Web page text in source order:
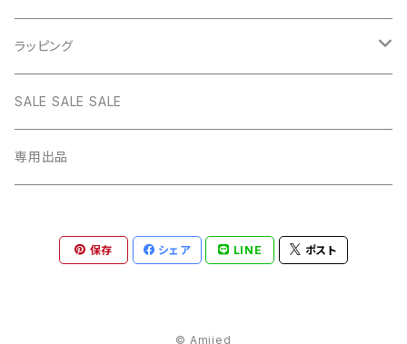
PICTURE
RED
PICTURE
star
CHOKER
EARRING
チェーン
インテリア
MEXICAN CROSS
オリジナルポーチ
Pouch S
Pouch L
ナップサック
ラッピング
ネックレスギフトBOX
ラッピング
SALE SALE SALE
専用出品
保存 シェア LINE ポスト
© Amijed